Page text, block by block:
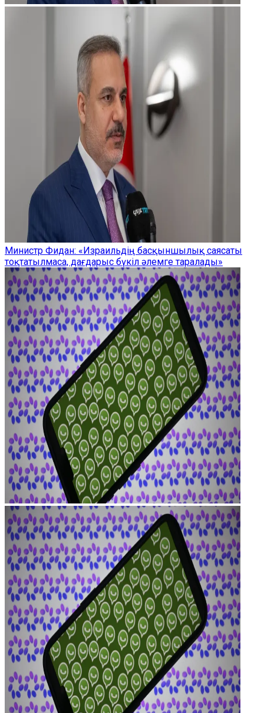
Министр Фидан: «Израильдің басқыншылық саясаты
тоқтатылмаса, дағдарыс бүкіл әлемге таралады»